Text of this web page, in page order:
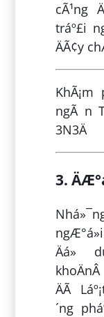
cÃ¹ng
tráº£i
ÄÃ¢y
KhÃ¡m
ngÃ n
3N3Ä
3.
Äá»
ÄÃ
´ng